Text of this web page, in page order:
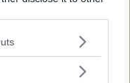
one or more Google
You may click to
Pan 2852-9sc
med tidig så kallad Pie-
1958 i bra skick. Klockan
som gå mkt. fint och
(kvitto finns), i samband